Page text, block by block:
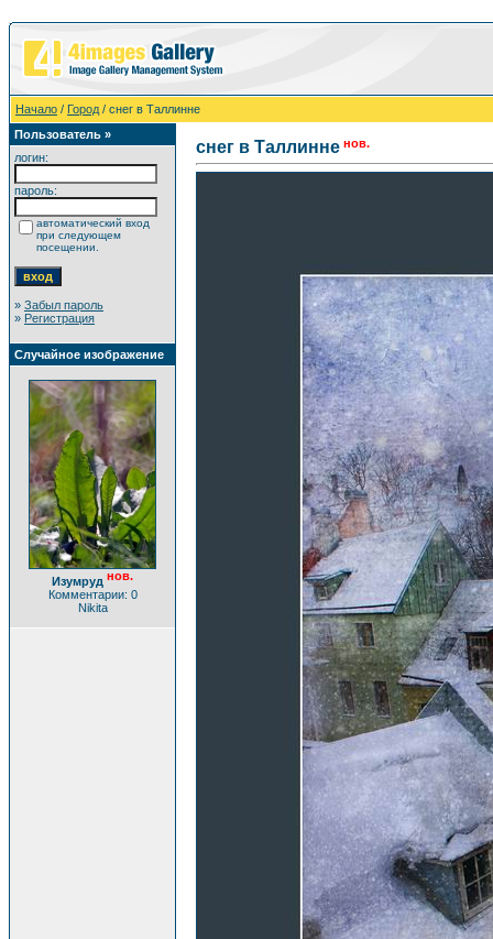
Начало / Город / снег в Таллинне
Пользователь »
логин:
пароль:
автоматический вход
при следующем
посещении.
» Забыл пароль
» Регистрация
Случайное изображение
Изумруд нов.
Комментарии: 0
Nikita
снег в Таллинне нов.